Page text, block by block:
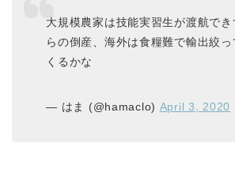
大規模農家は技能実習生が渡航で
らの倒産、海外は食糧難で輸出絞
くるかな
— はま (@hamaclo) April 3, 2020